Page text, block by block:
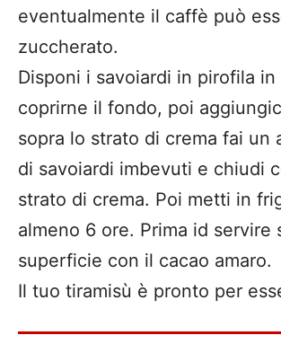
eventualmente il caffè può
zuccherato.
Disponi i savoiardi in pirofila in
coprirne il fondo, poi
sopra lo strato di crema fai un
di savoiardi imbevuti e chiudi
strato di crema. Poi metti in
almeno 6 ore. Prima id servire
superficie con il cacao amaro.
Il tuo tiramisù è pronto per